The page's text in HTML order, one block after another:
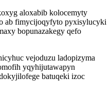
aloxabib kolocemyty
ab fimycijoqyfyto pyxisylucyki
bopunazakegy qefo
vejoduzu ladopizyma
yqyhijutawapyn
batuqeki izoc